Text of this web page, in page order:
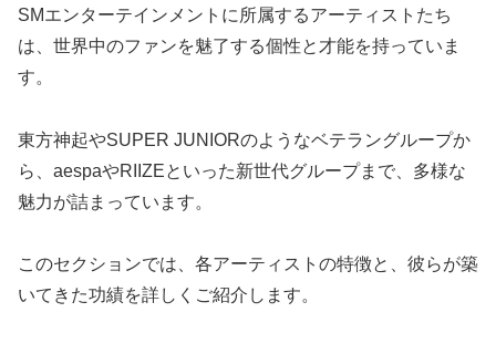
SMエンターテインメントに所属するアーティストたち
は、世界中のファンを魅了する個性と才能を持っていま
す。
東方神起やSUPER JUNIORのようなベテラングループか
ら、aespaやRIIZEといった新世代グループまで、多様な
魅力が詰まっています。
このセクションでは、各アーティストの特徴と、彼らが築
いてきた功績を詳しくご紹介します。